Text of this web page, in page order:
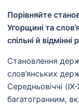
Порівняйте
Угорщині та
спільні й
Становлення
слов’янських
Середньовіччі
багатогранним,